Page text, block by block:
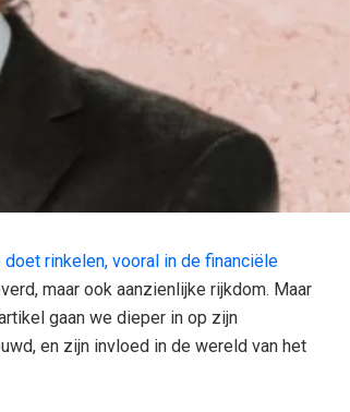
rinkelen, vooral in de financiële
maar ook aanzienlijke rijkdom. Maar
gaan we dieper in op zijn
en zijn invloed in de wereld van het